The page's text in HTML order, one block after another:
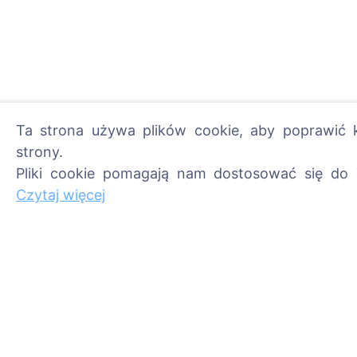
Zapal cyfrową świecę -
Ta strona używa plików cookie, aby poprawić
strony.
Pliki cookie pomagają nam dostosować się
Czytaj więcej